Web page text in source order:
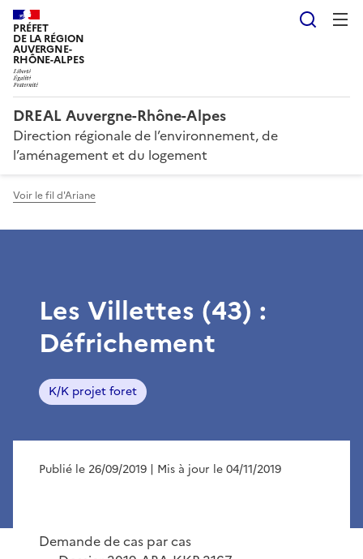
PRÉFET
DE LA RÉGION
AUVERGNE-
RHÔNE-ALPES
DREAL Auvergne-Rhône-Alpes
Direction régionale de l’environnement, de
l’aménagement et du logement
Voir le fil d'Ariane
Les Villettes (43) :
Défrichement
K/K projet foret
Publié le 26/09/2019 | Mis à jour le 04/11/2019
Demande de cas par cas